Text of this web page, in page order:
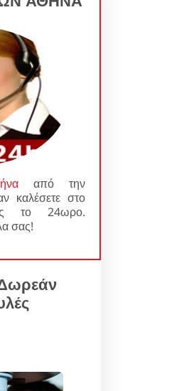
από την
καλέσετε στο
το 24ωρο.
σας!